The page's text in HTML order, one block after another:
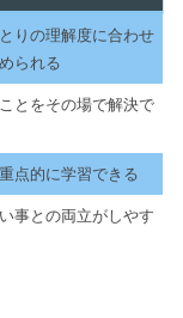
りの理解度に合わせ
られる
とをその場で解決で
点的に学習できる
事との両立がしやす